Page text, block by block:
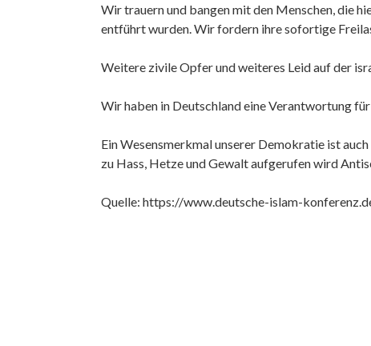
Wir trauern und bangen mit den Menschen, die
entführt wurden. Wir fordern ihre sofortige
Weitere zivile Opfer und weiteres Leid auf der
Wir haben in Deutschland eine Verantwortung
Ein Wesensmerkmal unserer Demokratie ist
zu Hass, Hetze und Gewalt aufgerufen wird
Quelle: https://www.deutsche-islam-